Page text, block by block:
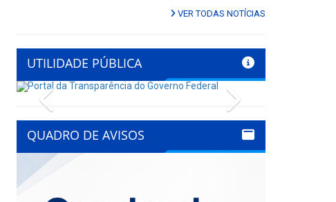
VER TODAS NOTÍCIAS
UTILIDADE PÚBLICA
Previous
QUADRO DE AVISOS